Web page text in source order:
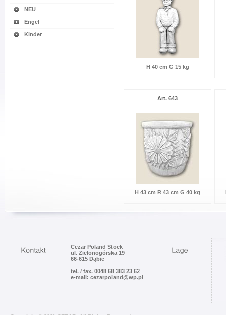
NEU
Engel
Kinder
H 40 cm G 15 kg
Art. 643
H 43 cm R 43 cm G 40 kg
Cezar Poland Stock
ul. Zielonogórska 19
66-615 Dąbie
tel. / fax. 0048 68 383 23 62
e-mail: cezarpoland@wp.pl